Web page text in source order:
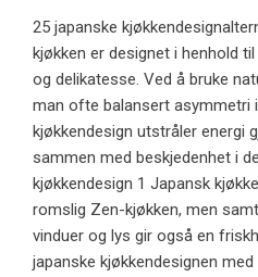
25 japanske
kjøkken er designet i henhold
og delikatesse. Ved å bruke
man ofte balansert asymmetri
kjøkkendesign utstråler energi
sammen med beskjedenhet i
kjøkkendesign 1 Japansk
romslig Zen-kjøkken, men
vinduer og lys gir også en
japanske kjøkkendesignen